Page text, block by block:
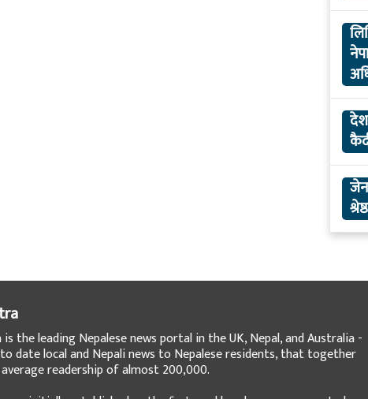
the leading Nepalese news portal in the UK, Nepal, and Australia -
date local and Nepali news to Nepalese residents, that together
readership of almost 200,000.